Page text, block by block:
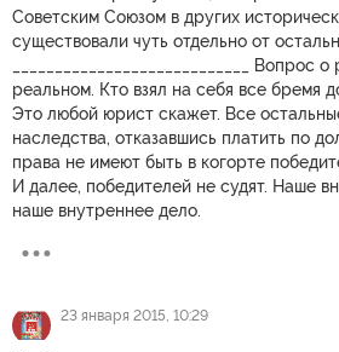
Советским Союзом в других
существовали чуть отдельно от
____________________________ Вопрос
реальном. Кто взял на себя все бремя
Это любой юрист скажет. Все
наследства, отказавшись платить по
права не имеют быть в когорте
И далее, победителей не судят. Наше
наше внутреннее дело.
23 января 2015, 10:29